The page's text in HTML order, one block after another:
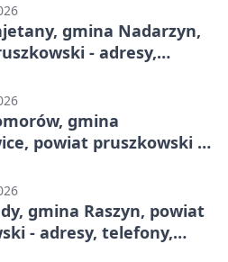
gmina Nadarzyn,
- adresy,
gmina
powiat pruszkowski -
gmina Raszyn, powiat
- adresy, telefony,